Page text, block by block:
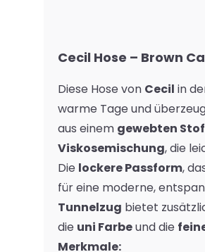
Cecil Hose – Brown
Diese Hose von Cecil in
warme Tage und
aus einem gewebten
Viskosemischung, die
Die lockere Passform,
für eine moderne,
Tunnelzug bietet
die uni Farbeund die
Merkmale: